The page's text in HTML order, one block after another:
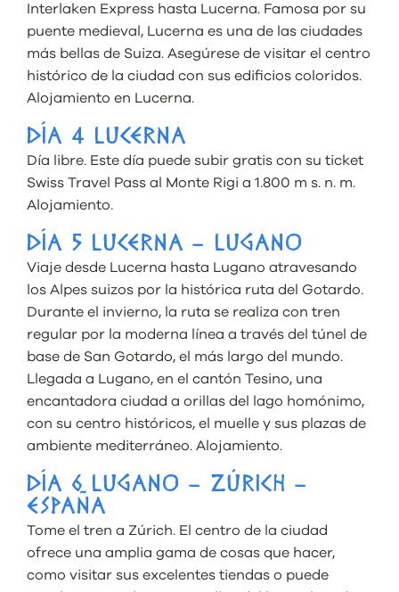
Interlaken Express hasta Lucerna. Famosa por su
puente medieval, Lucerna es una de las ciudades
más bellas de Suiza. Asegúrese de visitar el centro
histórico de la ciudad con sus edificios coloridos.
Alojamiento en Lucerna.
DÍA 4 LUCERNA
Día libre. Este día puede subir gratis con su ticket
Swiss Travel Pass al Monte Rigi a 1.800 m s. n. m.
Alojamiento.
DÍA 5 LUCERNA – LUGANO
Viaje desde Lucerna hasta Lugano atravesando
los Alpes suizos por la histórica ruta del Gotardo.
Durante el invierno, la ruta se realiza con tren
regular por la moderna línea a través del túnel de
base de San Gotardo, el más largo del mundo.
Llegada a Lugano, en el cantón Tesino, una
encantadora ciudad a orillas del lago homónimo,
con su centro históricos, el muelle y sus plazas de
ambiente mediterráneo. Alojamiento.
DÍA 6 LUGANO – ZÚRICH –
ESPAÑA
Tome el tren a Zúrich. El centro de la ciudad
ofrece una amplia gama de cosas que hacer,
como visitar sus excelentes tiendas o puede